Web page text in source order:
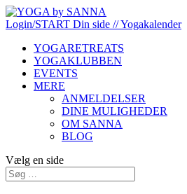
Login/START Din side // Yogakalender
YOGARETREATS
YOGAKLUBBEN
EVENTS
MERE
ANMELDELSER
DINE MULIGHEDER
OM SANNA
BLOG
Vælg en side